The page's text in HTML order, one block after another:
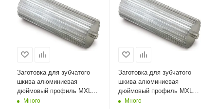
Заготовка для зубчатого
шкива алюминиевая
дюймовый профиль MXL19
SatiМного
Заготовка для зубчатого
шкива алюминиевая
дюймовый профиль MXL20
SatiМного